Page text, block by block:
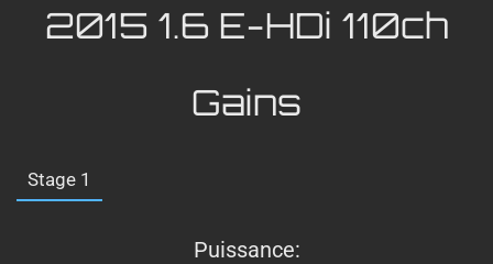
2015 1.6 E-HDi 110ch
Gains
Stage 1
Puissance: